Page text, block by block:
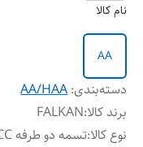
نام کالا
AA
دسته‌بندی:
AA/HAA
برند کالا:
FALKAN
نوع کالا:تسمه دو طرفه AA/BB/CC